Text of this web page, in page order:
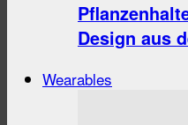
Design aus
Wearables